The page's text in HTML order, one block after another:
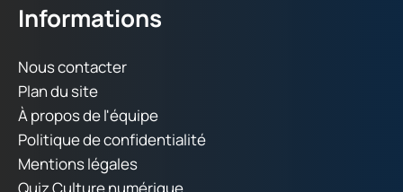
Informations
Nous contacter
Plan du site
À propos de l'équipe
Politique de confidentialité
Mentions légales
Quiz Culture numérique